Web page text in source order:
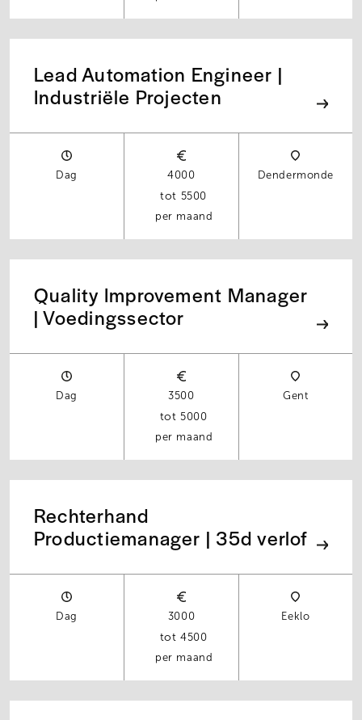
Lead Automation Engineer |
Industriële Projecten
Dag
4000
5500
per maand
Dendermonde
Quality Improvement Manager
| Voedingssector
Dag
3500
5000
per maand
Gent
Rechterhand
Productiemanager | 35d verlof
Dag
3000
4500
per maand
Eeklo